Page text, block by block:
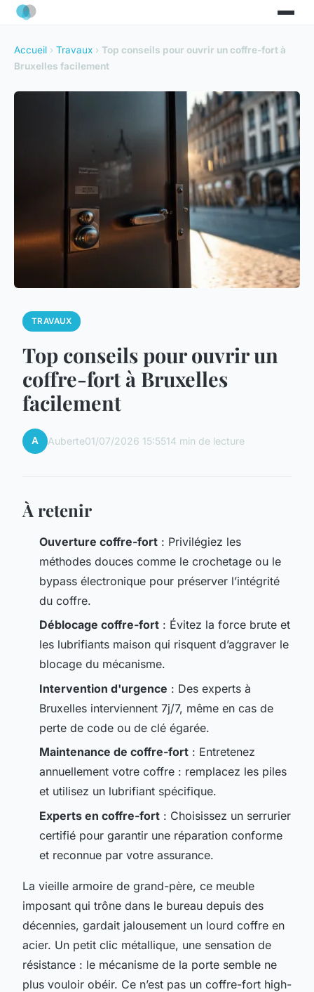
Accueil › Travaux › Top conseils pour ouvrir un coffre-fort à
Bruxelles facilement
TRAVAUX
Top conseils pour ouvrir un
coffre-fort à Bruxelles
facilement
A Auberte01/07/2026 15:5514 min de lecture
À retenir
Ouverture coffre-fort : Privilégiez les
méthodes douces comme le crochetage ou le
bypass électronique pour préserver l’intégrité
du coffre.
Déblocage coffre-fort : Évitez la force brute et
les lubrifiants maison qui risquent d’aggraver le
blocage du mécanisme.
Intervention d'urgence : Des experts à
Bruxelles interviennent 7j/7, même en cas de
perte de code ou de clé égarée.
Maintenance de coffre-fort : Entretenez
annuellement votre coffre : remplacez les piles
et utilisez un lubrifiant spécifique.
Experts en coffre-fort : Choisissez un serrurier
certifié pour garantir une réparation conforme
et reconnue par votre assurance.
La vieille armoire de grand-père, ce meuble
imposant qui trône dans le bureau depuis des
décennies, gardait jalousement un lourd coffre en
acier. Un petit clic métallique, une sensation de
résistance : le mécanisme de la porte semble ne
plus vouloir obéir. Ce n’est pas un coffre-fort high-